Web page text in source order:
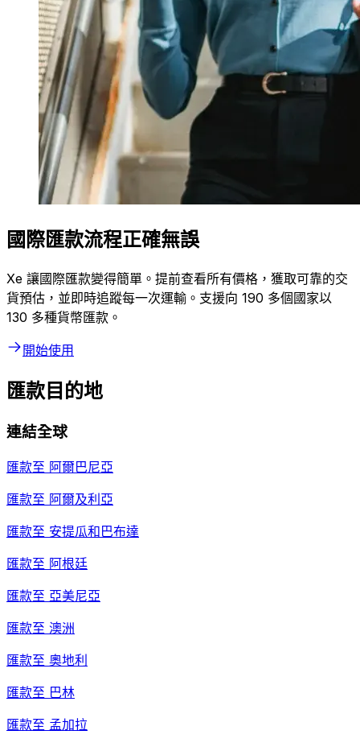
國際匯款流程正確無誤
Xe 讓國際匯款變得簡單。提前查看所有價格，獲取可靠的交
貨預估，並即時追蹤每一次運輸。支援向 190 多個國家以
130 多種貨幣匯款。
開始使用
匯款目的地
連結全球
匯款至 阿爾巴尼亞
匯款至 阿爾及利亞
匯款至 安提瓜和巴布達
匯款至 阿根廷
匯款至 亞美尼亞
匯款至 澳洲
匯款至 奧地利
匯款至 巴林
匯款至 孟加拉